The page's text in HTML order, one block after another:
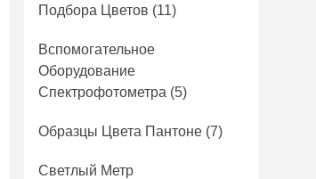
Подбора Цветов (11)
Вспомогательное
Оборудование
Спектрофотометра (5)
Образцы Цвета Пантоне (7)
Светлый Метр